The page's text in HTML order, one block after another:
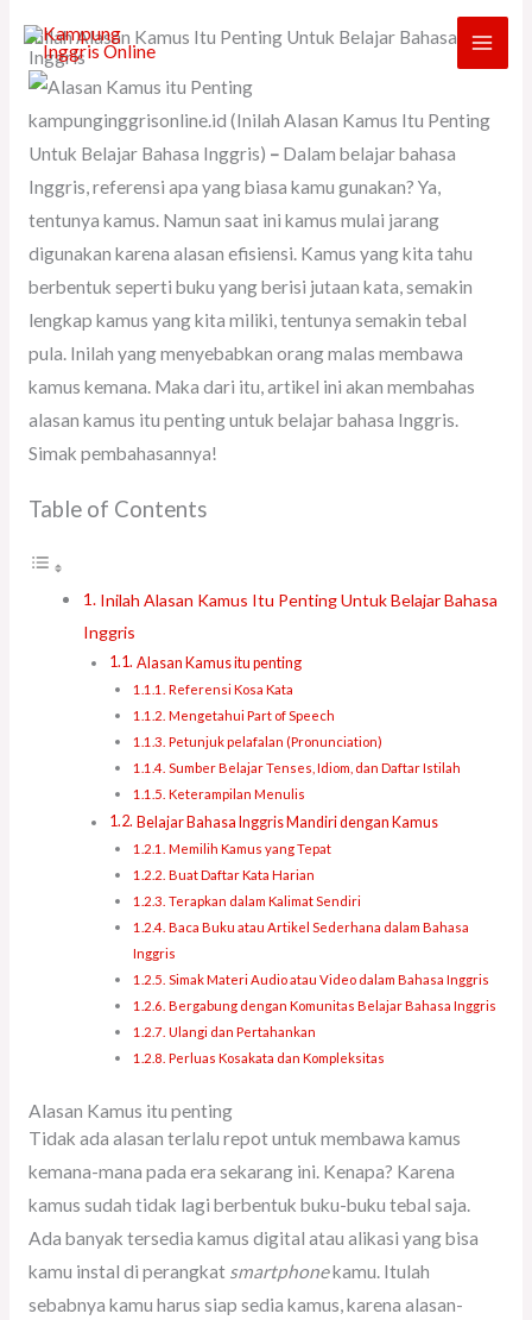
content
Inilah Alasan Kamus Itu Penting Untuk Belajar Bahasa
Inggris
kampunginggrisonline.id (Inilah Alasan Kamus Itu Penting
Untuk Belajar Bahasa Inggris) – Dalam belajar bahasa
Inggris, referensi apa yang biasa kamu gunakan? Ya,
tentunya kamus. Namun saat ini kamus mulai jarang
digunakan karena alasan efisiensi. Kamus yang kita tahu
berbentuk seperti buku yang berisi jutaan kata, semakin
lengkap kamus yang kita miliki, tentunya semakin tebal
pula. Inilah yang menyebabkan orang malas membawa
kamus kemana. Maka dari itu, artikel ini akan membahas
alasan kamus itu penting untuk belajar bahasa Inggris.
Simak pembahasannya!
Table of Contents
Inilah Alasan Kamus Itu Penting Untuk Belajar Bahasa
Inggris
Alasan Kamus itu penting
Referensi Kosa Kata
Mengetahui Part of Speech
Petunjuk pelafalan (Pronunciation)
Sumber Belajar Tenses, Idiom, dan Daftar Istilah
Keterampilan Menulis
Belajar Bahasa Inggris Mandiri dengan Kamus
Memilih Kamus yang Tepat
Buat Daftar Kata Harian
Terapkan dalam Kalimat Sendiri
Baca Buku atau Artikel Sederhana dalam Bahasa
Inggris
Simak Materi Audio atau Video dalam Bahasa Inggris
Bergabung dengan Komunitas Belajar Bahasa Inggris
Ulangi dan Pertahankan
Perluas Kosakata dan Kompleksitas
Alasan Kamus itu penting
Tidak ada alasan terlalu repot untuk membawa kamus
kemana-mana pada era sekarang ini. Kenapa? Karena
kamus sudah tidak lagi berbentuk buku-buku tebal saja.
Ada banyak tersedia kamus digital atau alikasi yang bisa
kamu instal di perangkat smartphonekamu. Itulah
sebabnya kamu harus siap sedia kamus, karena alasan-